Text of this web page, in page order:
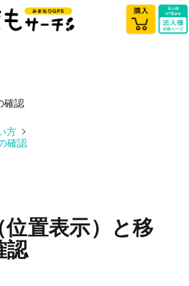
確認
方
確認
位置表示）と移
認